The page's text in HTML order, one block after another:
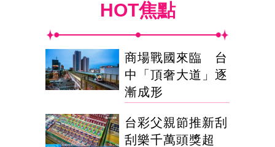
HOT焦點
商場戰國來臨 台
中「頂奢大道」逐
漸成形
台彩父親節推新刮
刮樂千萬頭獎超